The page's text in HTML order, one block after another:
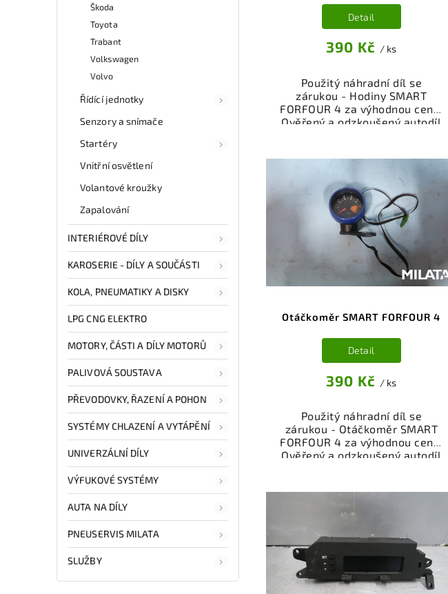
Škoda
Toyota
Trabant
Volkswagen
Volvo
Řídící jednotky
Senzory a snímače
Startéry
Vnitřní osvětlení
Volantové kroužky
Zapalování
INTERIÉROVÉ DÍLY
KAROSERIE - DÍLY A SOUČÁSTI
KOLA, PNEUMATIKY A DISKY
LPG CNG ELEKTRO
MOTORY, ČÁSTI A DÍLY MOTORŮ
PALIVOVÁ SOUSTAVA
PŘEVODOVKY, ŘAZENÍ A POHON
SYSTÉMY CHLAZENÍ A VYTÁPĚNÍ
UNIVERZÁLNÍ DÍLY
VÝFUKOVÉ SYSTÉMY
AUTA NA DÍLY
PNEUSERVIS MILATA
SLUŽBY
390 Kč / ks
Detail
Použitý náhradní díl se
zárukou - Hodiny SMART
FORFOUR 4 za výhodnou cenu.
Ověřený a odzkoušený autodíl
váš vůz. Ověřený a funkční
autodíl z vrakoviště,
připravený k montáži.
Nabízíme osobní odběr nebo
rychlé doručení přes e-shop.
Samozřejmostí je garance
vrácení peněz v případě
nespokojenosti.
Otáčkoměr SMART FORFOUR 4
390 Kč / ks
Detail
Použitý náhradní díl se
zárukou - Otáčkoměr SMART
FORFOUR 4 za výhodnou cenu.
Ověřený a odzkoušený autodíl
váš vůz. Ověřený a funkční
autodíl z vrakoviště,
Nabízíme osobní odběr nebo
rychlé doručení přes e-shop.
Samozřejmostí je garance
vrácení peněz v případě
nespokojenosti.